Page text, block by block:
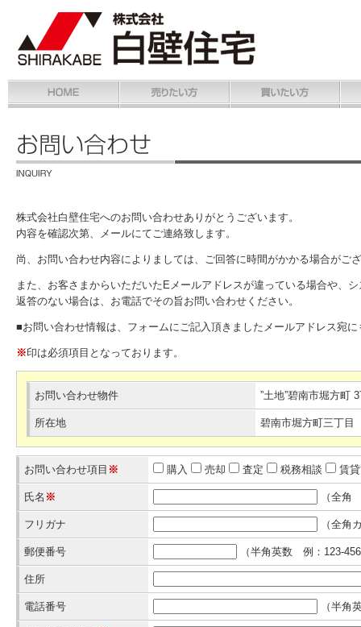
株式会社白壁住宅へのお問い合わせありがとうございます。
内容を確認次第、メールにてご連絡致します。
尚、お問い合わせ内容によりましては、ご回答に時間がかかる場合がご
また、お客さまからいただいたEメールアドレスが違っている場合や、
返答のない場合は、お電話でその旨お問い合わせください。
■お問い合わせ情報は、フォームにご記入頂きましたメールアドレス宛
※印は必須項目となっております。
お問い合わせ物件 ”土地”碧南市堀方町
所在地 碧南市堀方町三丁目
お問い合わせ項目 ※ 購入 売却 査定 税務相談 賃
氏名 ※ （全角
フリガナ （全角
郵便番号 （半角英数 例：123-
住所
電話番号 （半角